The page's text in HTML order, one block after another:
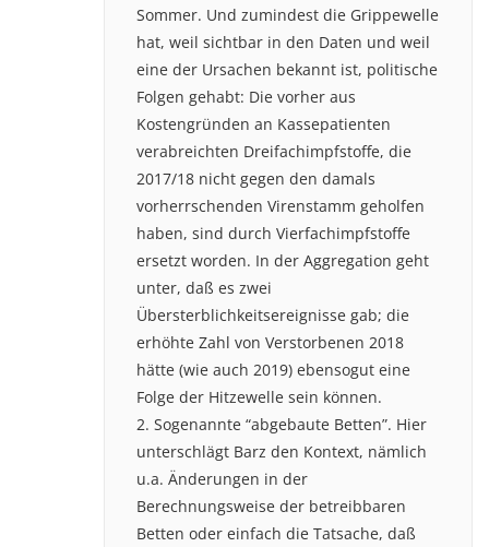
Sommer. Und zumindest die Grippewelle
hat, weil sichtbar in den Daten und weil
eine der Ursachen bekannt ist, politische
Folgen gehabt: Die vorher aus
Kostengründen an Kassepatienten
verabreichten Dreifachimpfstoffe, die
2017/18 nicht gegen den damals
vorherrschenden Virenstamm geholfen
haben, sind durch Vierfachimpfstoffe
ersetzt worden. In der Aggregation geht
unter, daß es zwei
Übersterblichkeitsereignisse gab; die
erhöhte Zahl von Verstorbenen 2018
hätte (wie auch 2019) ebensogut eine
Folge der Hitzewelle sein können.
2. Sogenannte “abgebaute Betten”. Hier
unterschlägt Barz den Kontext, nämlich
u.a. Änderungen in der
Berechnungsweise der betreibbaren
Betten oder einfach die Tatsache, daß